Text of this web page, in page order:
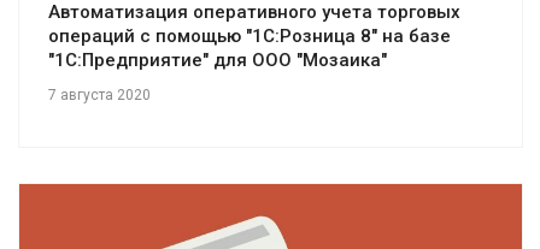
Автоматизация оперативного учета торговых
операций с помощью "1С:Розница 8" на базе
"1С:Предприятие" для ООО "Мозаика"
7 августа 2020